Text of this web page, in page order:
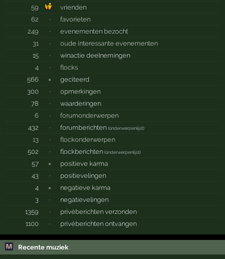
59
vrienden
62
·
favorieten
249
·
evenementen bezocht
31
·
oude interessante evenementen
15
·
winactie deelnemingen
4
·
flocks
566
×
geciteerd
300
·
opmerkingen
78
·
waarderingen
6
·
forumonderwerpen
432
· forumberichten(onderwerpenlijst)
13 ·
flockonderwerpen
502
· flockberichten(onderwerpenlijst)
57 ×
positieve karma
43
·
positievelingen
4
×
negatieve karma
3
·
negatievelingen
1359
·
privéberichten verzonden
1100
· privéberichten ontvangen
Recente muziek